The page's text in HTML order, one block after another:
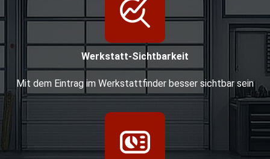
Werkstatt-Sichtbarkeit
Mit dem Eintrag im Werkstattfinder besser sichtbar sein